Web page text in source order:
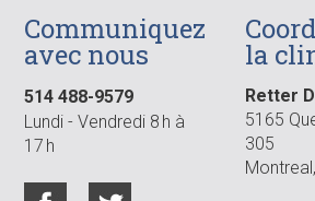
Communiquez
avec nous
514 488-9579
Lundi - Vendredi 8 h à
17 h
la
Retter
5165
305